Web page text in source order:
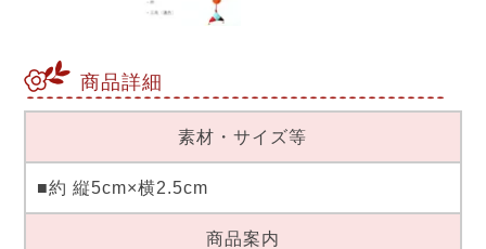
商品詳細
素材・サイズ等
■約 縦5cm×横2.5cm
商品案内